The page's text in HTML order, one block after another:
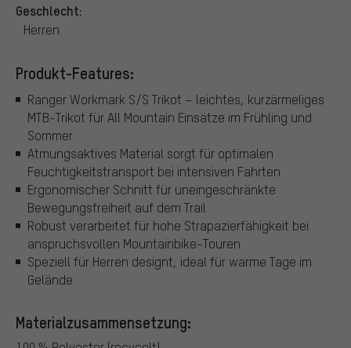
Geschlecht:
Herren
Produkt-Features:
Ranger Workmark S/S Trikot – leichtes, kurzärmeliges
MTB-Trikot für All Mountain Einsätze im Frühling und
Sommer
Atmungsaktives Material sorgt für optimalen
Feuchtigkeitstransport bei intensiven Fahrten
Ergonomischer Schnitt für uneingeschränkte
Bewegungsfreiheit auf dem Trail
Robust verarbeitet für hohe Strapazierfähigkeit bei
anspruchsvollen Mountainbike-Touren
Speziell für Herren designt, ideal für warme Tage im
Gelände
Materialzusammensetzung: